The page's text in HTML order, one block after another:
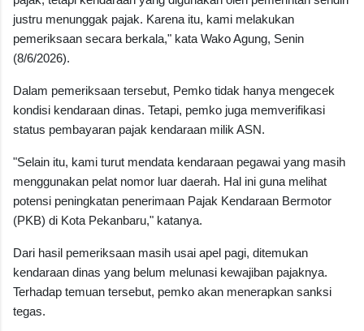
justru menunggak pajak. Karena itu, kami melakukan
pemeriksaan secara berkala," kata Wako Agung, Senin
(8/6/2026).
Dalam pemeriksaan tersebut, Pemko tidak hanya mengecek
kondisi kendaraan dinas. Tetapi, pemko juga memverifikasi
status pembayaran pajak kendaraan milik ASN.
"Selain itu, kami turut mendata kendaraan pegawai yang masih
menggunakan pelat nomor luar daerah. Hal ini guna melihat
potensi peningkatan penerimaan Pajak Kendaraan Bermotor
(PKB) di Kota Pekanbaru," katanya.
Dari hasil pemeriksaan masih usai apel pagi, ditemukan
kendaraan dinas yang belum melunasi kewajiban pajaknya.
Terhadap temuan tersebut, pemko akan menerapkan sanksi
tegas.